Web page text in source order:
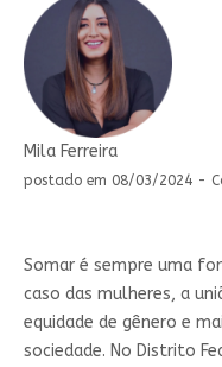
Mila Ferreira
postado em 08/03/2024 -
Somar é sempre uma
caso das mulheres, a
equidade de gênero e
sociedade. No Distrito